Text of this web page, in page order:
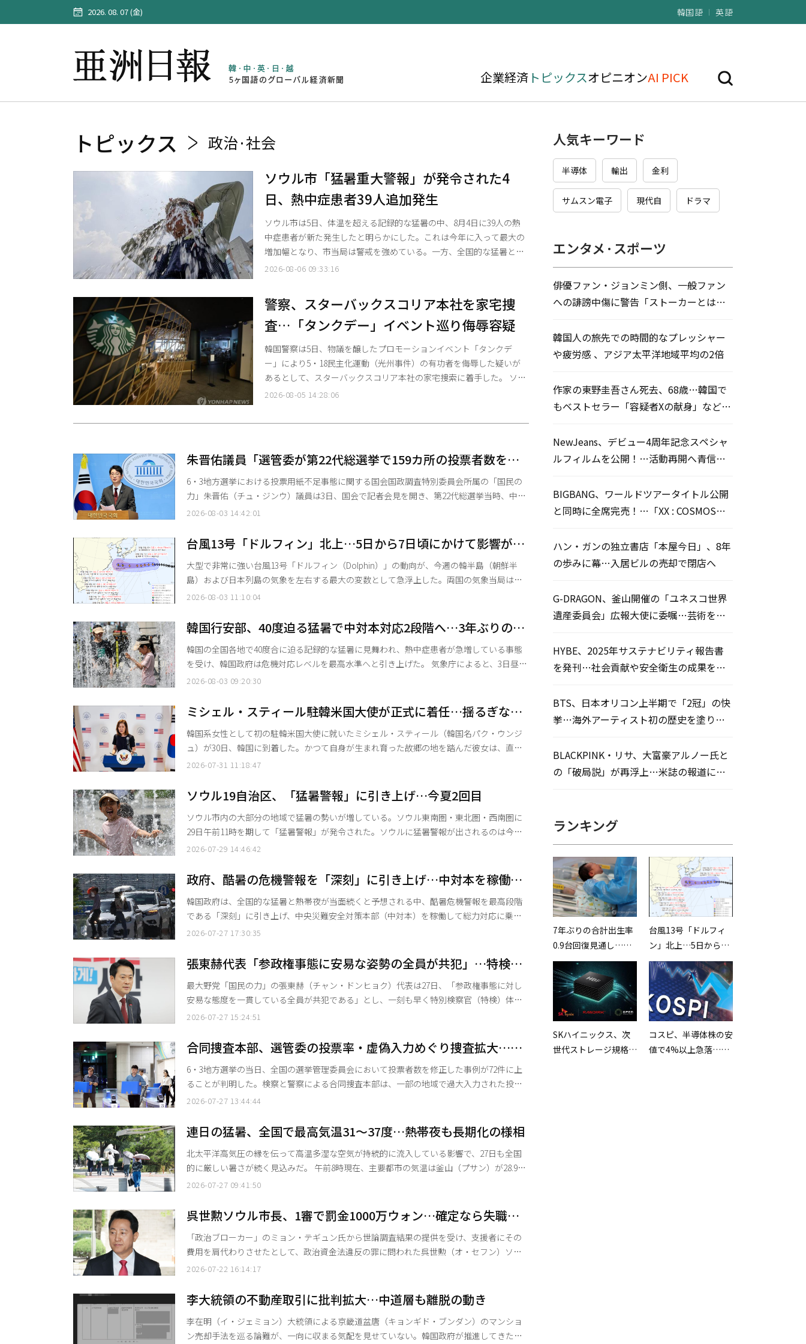
2026. 08. 07 (金) 韓国語 英語
企業経済 トピックスオピニオンAI PICK
トピックス 政治·社会
ソウル市「猛暑重大警報」が発令された4
日、熱中症患者39人追加発生
ソウル市は5日、体温を超える記録的な猛暑の中、8月4日に39人の熱
中症患者が新た発生したと明らかにした。これは今年に入って最大の
増加幅となり、市当局は警戒を強めている。一方、全国的な猛暑と乾
燥を受け、消防庁も同日午後、火災危険警報を最高レベルに引き上げ
大警報 、一日の最高体感温度が38度以上、または最高温度が39度以上
の状態が一日以上継続すると予想される場合に発令
2026-08-06 09:33:16
警察、スターバックスコリア本社を家宅捜
査…「タンクデー」イベント巡り侮辱容疑
韓国警察は5日、物議を醸したプロモーションイベント「タンクデ
ー」により5・18民主化運動（光州事件）の有功者を侮辱した疑いが
あるとして、スターバックスコリア本社の家宅捜索に着手した。 ソウ
ル警察庁・広域捜査団の公共犯罪捜査隊は同日午前8時50分ごろ、ソ
ールドビルにあるスターバックスコリア本社に捜査員約40人を送り、
2026-08-05 14:28:06
朱晋佑議員「選管委が第22代総選挙で159カ所の投票者数を捏
造」
6・3地方選挙における投票用紙不足事態に関する国会国政調査特別委員会所属の「国民の
力」朱晋佑（チュ・ジンウ）議員は3日、国会で記者会見を開き、第22代総選挙当時、中央
選挙管理委員会（選管委）が全国計159カ所の投票者数と投票率を故意に捏造したと暴露し
したところ、共に民主党も、選管委も、合同捜査本部（合捜本）も同時に深い沈黙に陥っ
た」とし、「深刻な不正選挙に目を背ける理由は何なのか。一体グルなのか」と声を荒げ
た
2026-08-03 14:42:01
台風13号「ドルフィン」北上…5日から7日頃にかけて影響が大
きくなる見込み
大型で非常に強い台風13号「ドルフィン（Dolphin）」の動向が、今週の韓半島（朝鮮半
島）および日本列島の気象を左右する最大の変数として急浮上した。両国の気象当局は緊
迫した面持ちで、台風の進路を固唾を飲んで見守っている。 3日の気象庁によると、台風
最大風速秒速49メートル、暴風域半径440キロの強い勢力を保ちながら西北西へと進んでい
る。 今後の移動予想は3日午後3時にグアム北約1250㎞の海上、4日午前3時にグアム北約12
2026-08-03 11:10:04
韓国行安部、40度迫る猛暑で中対本対応2段階へ…3年ぶりの非
常態勢
韓国の全国各地で40度合に迫る記録的な猛暑に見舞われ、熱中症患者が急増している事態
を受け、韓国政府は危機対応レベルを最高水準へと引き上げた。 気象庁によると、3日昼の
最高気温は33度から39度を記録し、当面は平年（28～33度）を大きく上回る酷暑が続く見
国的に平年を上回る熱帯夜が続いている。 こうした中、行政安全部は前日午後1時を期し
て、猛暑に対する「中央災害安全対策本部（中対本）」の対応を2段階へと引き上げ
2026-08-03 09:20:30
ミシェル・スティール駐韓米国大使が正式に着任…揺るぎない
韓米同盟の強化を表明
韓国系女性として初の駐韓米国大使に就いたミシェル・スティール（韓国名パク・ウンジ
ュ）が30日、韓国に到着した。かつて自身が生まれ育った故郷の地を踏んだ彼女は、直ち
に同盟の深化に向けた強固な決意を表明した。 1955年にソウルで生まれ、1975年に米国へ
まれた国に戻って米国国民のために働く大役を担うことになり、深く光栄に思うと同時
に、身の引き締まる思いで重大な責任を感じている」と語った。 スティール大使は、現在
の
2026-07-31 11:18:47
ソウル19自治区、「猛暑警報」に引き上げ…今夏2回目
ソウル市内の大部分の地域で猛暑の勢いが増している。ソウル東南圏・東北圏・西南圏に
29日午前11時を期して「猛暑警報」が発令された。ソウルに猛暑警報が出されるのは今月
11日以来18日ぶりで、今夏で2回目となる。 今回の警報対象地域は、西北圏（麻浦・西大
19自治体に猛暑警報が発令されたことを受け、猛暑対応の危機警報を「注意（第1段階）」
から「警戒（第2段階）」へと引き上げた。これに伴い、猛暑総合支援状況室を従来の5班
2026-07-29 14:46:42
政府、酷暑の危機警報を「深刻」に引き上げ…中対本を稼働し
総力対応
韓国政府は、全国的な猛暑と熱帯夜が当面続くと予想される中、酷暑危機警報を最高段階
である「深刻」に引き上げ、中央災難安全対策本部（中対本）を稼働して総力対応に乗り
出した。 行政安全部は27日午後3時付で、酷暑災害危機警報を「深刻」段階に引き上げ、中
酷暑特報が発令されており、厳しい暑さと熱帯夜が今後も続く見通しだ。 中対本はまず、
高齢の独居老人やホームレスなど、猛暑の影響を受けやすい脆弱階層に対する見守
2026-07-27 17:30:35
張東赫代表「参政権事態に安易な姿勢の全員が共犯」…特検の
早期発足促す
最大野党「国民の力」の張東赫（チャン・ドンヒョク）代表は27日、「参政権事態に対し
安易な態度を一貫している全員が共犯である」とし、一刻も早く特別検察官（特検）体制
を発足させるべきだと強く促した。 張代表はこの日、検察・警察合同捜査本部が電算操作
し、「投票率の操作が可能であるならば、得票率をはじめ、どのようなものでも電算操作
が可能だという意味になる」とし、「いまや国民はどの数字を信じればよいのか」と強く
糾弾
2026-07-27 15:24:51
合同捜査本部、選管委の投票率・虚偽入力めぐり捜査拡大…全
国で72件の修正報告
6・3地方選挙の当日、全国の選挙管理委員会において投票者数を修正した事例が72件に上
ることが判明した。検察と警察による合同捜査本部は、一部の地域で過大入力された投票
者数を他の投票所に分散させた情勢を捉え、中央選挙管理委員会に対する強制捜査に踏み
捜査本部」（本部長：キム・テフンソウル中央地検第3次長検事）はこの日、中央選管委に
対する家宅捜索を再開した。合捜本は中央選管委のサーバーから確保した資料や内部メッ
セ
2026-07-27 13:44:44
連日の猛暑、全国で最高気温31～37度…熱帯夜も長期化の様相
北太平洋高気圧の縁を伝って高温多湿な空気が持続的に流入している影響で、27日も全国
的に厳しい暑さが続く見込みだ。 午前8時現在、主要都市の気温は釜山（プサン）が28.9
度、大田（テジョン）と光州（クァンジュ）が27.4度、ソウルが27.3度、仁川（インチョ
部地方で35度以上、その他の地域でも33度以上に達するとみられる。 現在、大邱をはじ
め、慶尚北道の慶山（キョンサン）・清道（チョンド）・高霊（コリョン）・浦項（
2026-07-27 09:41:50
呉世勲ソウル市長、1審で罰金1000万ウォン…確定なら失職の
危機
「政治ブローカー」のミョン・テギュン氏から世論調査結果の提供を受け、支援者にその
費用を肩代わりさせたとして、政治資金法違反の罪に問われた呉世勲（オ・セフン）ソウ
ル市長に対し、ソウル中央地裁は22日、罰金1000万ウォンの有罪判決を言い渡した。 この
職を失うことになる。呉市長側は判決を不服として、即日控訴する見通しだ。 ソウル中央
地裁刑事合意22部（チョ・ヒョンウ裁判長）は22日午後、政治資金法違反の罪で在宅起訴
2026-07-22 16:14:17
李大統領の不動産取引に批判拡大…中道層も離脱の動き
李在明（イ・ジェミョン）大統領による京畿道盆唐（キョンギド・ブンダン）のマンショ
ン売却手法を巡る論難が、一向に収まる気配を見せていない。韓国政府が推進してきた強
人気キーワード
半導体 輸出 金利
サムスン電子 現代自 ドラマ
エンタメ·スポーツ
俳優ファン・ジョンミン側、一般ファン
への誹謗中傷に警告「ストーカーとは無
韓国人の旅先での時間的なプレッシャー
や疲労感 、アジア太平洋地域平均の2倍
作家の東野圭吾さん死去、68歳…韓国で
もベストセラー「容疑者Xの献身」など多
NewJeans、デビュー4周年記念スペシャ
ルフィルムを公開！…活動再開へ青信号
BIGBANG、ワールドツアータイトル公開
と同時に全席完売！…「XX : COSMOS」
ハン・ガンの独立書店「本屋今日」、8年
の歩みに幕…入居ビルの売却で閉店へ
G-DRAGON、釜山開催の「ユネスコ世界
遺産委員会」広報大使に委嘱…芸術を通
HYBE、2025年サステナビリティ報告書
を発刊…社会貢献や安全衛生の成果を公
BTS、日本オリコン上半期で「2冠」の快
挙…海外アーティスト初の歴史を塗り替
BLACKPINK・リサ、大富豪アルノー氏と
の「破局説」が再浮上…米誌の報道にフ
ランキング
7年ぶりの合計出生率
0.9台回復見通し…進
む高齢化構造への懸念
は拭えず
台風13号「ドルフィ
ン」北上…5日から7
日頃にかけて影響が大
きくなる見込み
SKハイニックス、次
世代ストレージ規格
コスピ、半導体株の安
値で4%以上急落…